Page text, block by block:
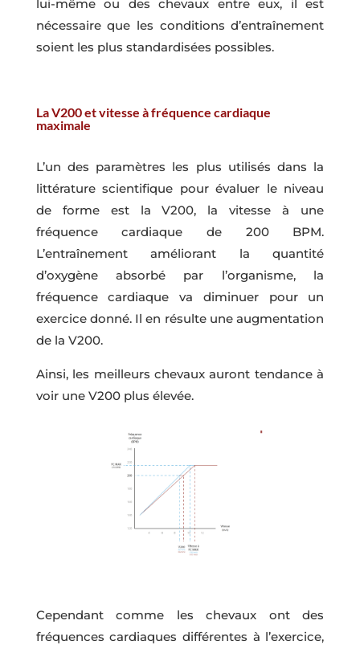
lui-même ou des chevaux entre eux, il est
nécessaire que les conditions d’entraînement
soient les plus standardisées possibles.
La V200 et vitesse à fréquence cardiaque
maximale
L’un des paramètres les plus utilisés dans la
littérature scientifique pour évaluer le niveau
de forme est la V200, la vitesse à une
fréquence cardiaque de 200 BPM.
L’entraînement améliorant la quantité
d’oxygène absorbé par l’organisme, la
fréquence cardiaque va diminuer pour un
exercice donné. Il en résulte une augmentation
de la V200.
Ainsi, les meilleurs chevaux auront tendance à
voir une V200 plus élevée.
Cependant comme les chevaux ont des
fréquences cardiaques différentes à l’exercice,